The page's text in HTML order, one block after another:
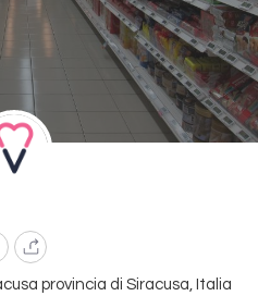
provincia di Siracusa, Italia